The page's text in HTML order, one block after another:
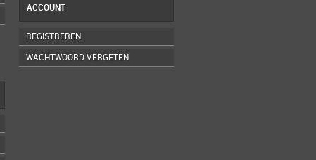
ACCOUNT
REGISTREREN
WACHTWOORD VERGETEN